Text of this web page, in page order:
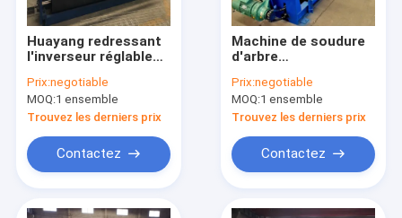
Huayang redressant
l'inverseur réglable
soudure d'arbre
d'entraînement
Prix:negotiable
MOQ:1 ensemble
Trouvez les derniers prix
Contactez
Machine de soudure
d'arbre
Huayang 5kw Thom
Shaft Water Cooling
Transformer
Prix:negotiable
MOQ:1 ensemble
Trouvez les derniers prix
Contactez